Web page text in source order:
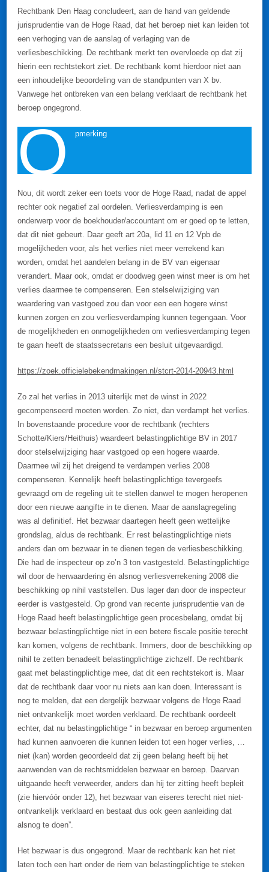
Rechtbank Den Haag concludeert, aan de hand van geldende
jurisprudentie van de Hoge Raad, dat het beroep niet kan leiden tot
een verhoging van de aanslag of verlaging van de
verliesbeschikking. De rechtbank merkt ten overvloede op dat zij
hierin een rechtstekort ziet. De rechtbank komt hierdoor niet aan
een inhoudelijke beoordeling van de standpunten van X bv.
Vanwege het ontbreken van een belang verklaart de rechtbank het
beroep ongegrond.
O pmerking
Nou, dit wordt zeker een toets voor de Hoge Raad, nadat de appel
rechter ook negatief zal oordelen. Verliesverdamping is een
onderwerp voor de boekhouder/accountant om er goed op te letten,
dat dit niet gebeurt. Daar geeft art 20a, lid 11 en 12 Vpb de
mogelijkheden voor, als het verlies niet meer verrekend kan
worden, omdat het aandelen belang in de BV van eigenaar
verandert. Maar ook, omdat er doodweg geen winst meer is om het
verlies daarmee te compenseren. Een stelselwijziging van
waardering van vastgoed zou dan voor een een hogere winst
kunnen zorgen en zou verliesverdamping kunnen tegengaan. Voor
de mogelijkheden en onmogelijkheden om verliesverdamping tegen
te gaan heeft de staatssecretaris een besluit uitgevaardigd.
https://zoek.officielebekendmakingen.nl/stcrt-2014-20943.html
Zo zal het verlies in 2013 uiterlijk met de winst in 2022
gecompenseerd moeten worden. Zo niet, dan verdampt het verlies.
In bovenstaande procedure voor de rechtbank (rechters
Schotte/Kiers/Heithuis) waardeert belastingplichtige BV in 2017
door stelselwijziging haar vastgoed op een hogere waarde.
Daarmee wil zij het dreigend te verdampen verlies 2008
compenseren. Kennelijk heeft belastingplichtige tevergeefs
gevraagd om de regeling uit te stellen danwel te mogen heropenen
door een nieuwe aangifte in te dienen. Maar de aanslagregeling
was al definitief. Het bezwaar daartegen heeft geen wettelijke
grondslag, aldus de rechtbank. Er rest belastingplichtige niets
anders dan om bezwaar in te dienen tegen de verliesbeschikking.
Die had de inspecteur op zo’n 3 ton vastgesteld. Belastingplichtige
wil door de herwaardering én alsnog verliesverrekening 2008 die
beschikking op nihil vaststellen. Dus lager dan door de inspecteur
eerder is vastgesteld. Op grond van recente jurisprudentie van de
Hoge Raad heeft belastingplichtige geen procesbelang, omdat bij
bezwaar belastingplichtige niet in een betere fiscale positie terecht
kan komen, volgens de rechtbank. Immers, door de beschikking op
nihil te zetten benadeelt belastingplichtige zichzelf. De rechtbank
gaat met belastingplichtige mee, dat dit een rechtstekort is. Maar
dat de rechtbank daar voor nu niets aan kan doen. Interessant is
nog te melden, dat een dergelijk bezwaar volgens de Hoge Raad
niet ontvankelijk moet worden verklaard. De rechtbank oordeelt
echter, dat nu belastingplichtige “ in bezwaar en beroep argumenten
had kunnen aanvoeren die kunnen leiden tot een hoger verlies, …
niet (kan) worden geoordeeld dat zij geen belang heeft bij het
aanwenden van de rechtsmiddelen bezwaar en beroep. Daarvan
uitgaande heeft verweerder, anders dan hij ter zitting heeft bepleit
(zie hiervóór onder 12), het bezwaar van eiseres terecht niet niet-
ontvankelijk verklaard en bestaat dus ook geen aanleiding dat
alsnog te doen”.
Het bezwaar is dus ongegrond. Maar de rechtbank kan het niet
laten toch een hart onder de riem van belastingplichtige te steken